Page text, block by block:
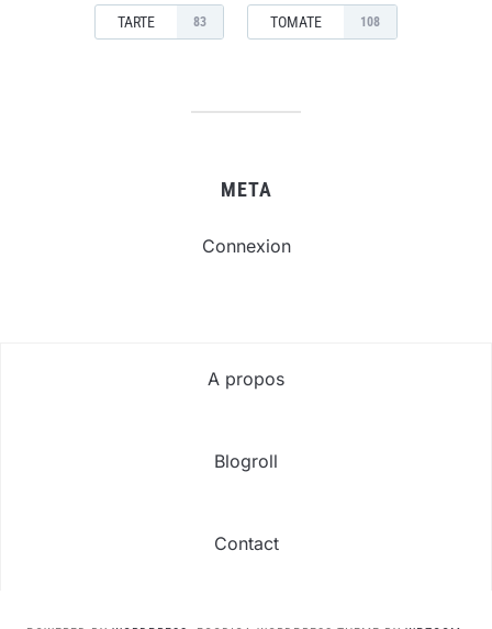
TARTE 83 TOMATE 108
META
Connexion
A propos
Blogroll
Contact